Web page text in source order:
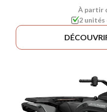
À partir
2 unités